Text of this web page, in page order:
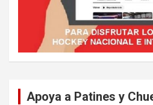
Apoya a Patines y